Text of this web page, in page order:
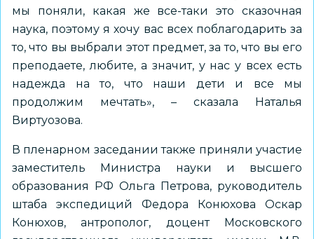
мы поняли, какая же все-таки это сказочная
наука, поэтому я хочу вас всех поблагодарить за
то, что вы выбрали этот предмет, за то, что вы его
преподаете, любите, а значит, у нас у всех есть
надежда на то, что наши дети и все мы
продолжим мечтать», – сказала Наталья
Виртуозова.
В пленарном заседании также приняли участие
заместитель Министра науки и высшего
образования РФ Ольга Петрова, руководитель
штаба экспедиций Федора Конюхова Оскар
Конюхов, антрополог, доцент Московского